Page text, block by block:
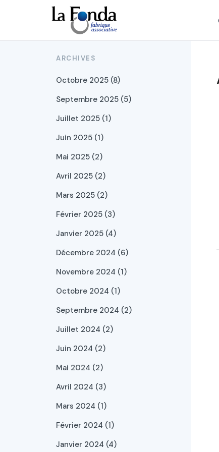
principal
ARCHIVES
Octobre 2025 (8)
Septembre 2025 (5)
Juillet 2025 (1)
Juin 2025 (1)
Mai 2025 (2)
Avril 2025 (2)
Mars 2025 (2)
Février 2025 (3)
Janvier 2025 (4)
Décembre 2024 (6)
Novembre 2024 (1)
Octobre 2024 (1)
Septembre 2024 (2)
Juillet 2024 (2)
Juin 2024 (2)
Mai 2024 (2)
Avril 2024 (3)
Mars 2024 (1)
Février 2024 (1)
Janvier 2024 (4)